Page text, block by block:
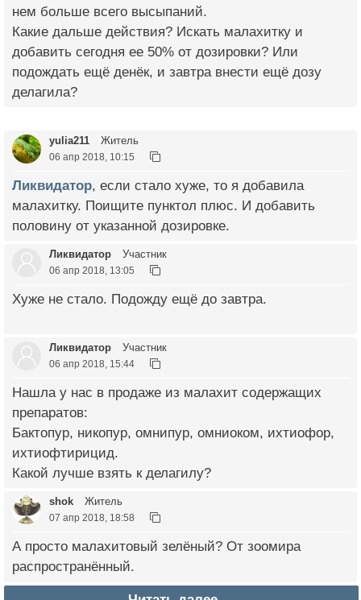
нем больше всего высыпаний.
Какие дальше действия? Искать малахитку и
добавить сегодня ее 50% от дозировки? Или
подождать ещё денёк, и завтра внести ещё дозу
делагила?
yulia211 Житель
06 апр 2018, 10:15
Ликвидатор, если стало хуже, то я добавила
малахитку. Поищите пунктол плюс. И добавить
половину от указанной дозировке.
Ликвидатор Участник
06 апр 2018, 13:05
Хуже не стало. Подожду ещё до завтра.
Ликвидатор Участник
06 апр 2018, 15:44
Нашла у нас в продаже из малахит содержащих
препаратов:
Бактопур, никопур, омнипур, омниоком, ихтиофор,
ихтиофтирицид.
Какой лучше взять к делагилу?
shok Житель
07 апр 2018, 18:58
А просто малахитовый зелёный? От зоомира
распространённый.